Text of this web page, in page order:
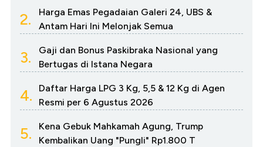
2.
Harga Emas Pegadaian Galeri 24, UBS &
Antam Hari Ini Melonjak Semua
3.
Gaji dan Bonus Paskibraka Nasional yang
Bertugas di Istana Negara
4.
Daftar Harga LPG 3 Kg, 5,5 & 12 Kg di Agen
Resmi per 6 Agustus 2026
5.
Kena Gebuk Mahkamah Agung, Trump
Kembalikan Uang "Pungli" Rp1.800 T